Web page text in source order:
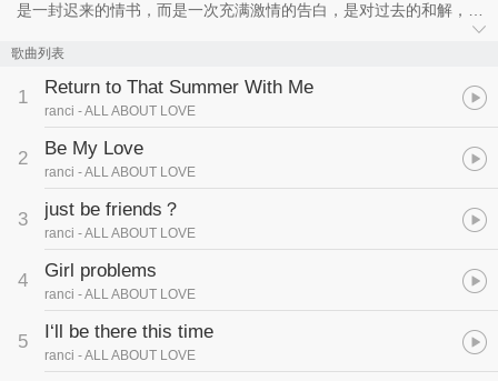
是一封迟来的情书，而是一次充满激情的告白，是对过去的和解，对
某个不经意的瞬间，因为一个眼神、一句温柔的话语，感受到世界的
美好。这张专辑是给所有仍然相信爱，或者正在学着重新相信爱的
这不是一张沉溺于过去的专辑，而是一封写给勇敢者的信。去爱吧，
去追逐吧！世界没有想象中那么糟糕，过去的遗憾不该成为前行的枷
锁。你不需要活得太小心翼翼，不需要把所有的事情想得那么复杂。
少一些焦虑，多一些爱！大胆、不加思考地去爱吧！
如果你还在犹豫，这张专辑会告诉你——爱，不该是一个问号，而是
歌曲列表
1 Return to That Summer With Me
ranci - ALL ABOUT LOVE
2 Be My Love
ranci - ALL ABOUT LOVE
3 just be friends？
ranci - ALL ABOUT LOVE
4 Girl problems
ranci - ALL ABOUT LOVE
5 I‘ll be there this time
ranci - ALL ABOUT LOVE